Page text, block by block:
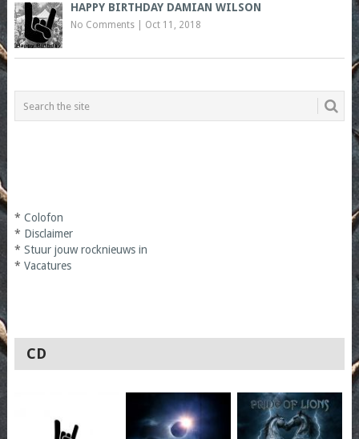
HAPPY BIRTHDAY DAMIAN WILSON
No Comments| Oct 11, 2018
* Colofon
* Disclaimer
* Stuur jouw rocknieuws in
* Vacatures
CD